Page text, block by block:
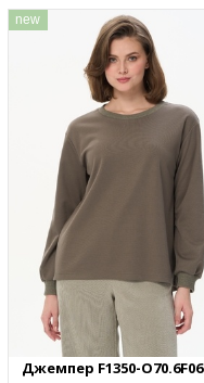
new
Джемпер F1350-O70.6F06